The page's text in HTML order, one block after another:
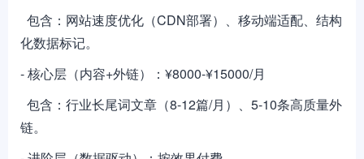
包含：网站速度优化（CDN部署）、移动端适配、结构
化数据标记。
- 核心层（内容+外链）：¥8000-¥15000/月
包含：行业长尾词文章（8-12篇/月）、5-10条高质量外
链。